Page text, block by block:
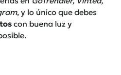
, y lo único que debes
con buena luz y